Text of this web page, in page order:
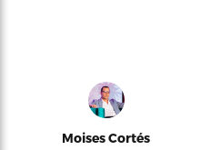
Moises Cortés